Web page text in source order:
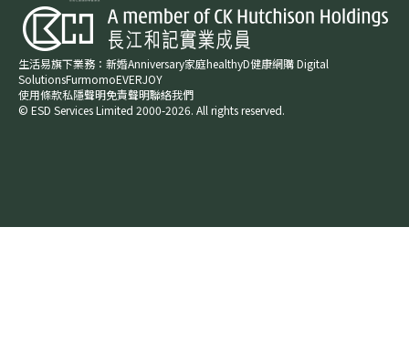
生活易旗下業務： 新婚​Anniversary​家庭​healthyD​健康網購Digital
SolutionsFurmomoEVERJOY​
使用條款私隱聲明免責聲明聯絡我們
© ESD Services Limited 2000-2026. All rights reserved.